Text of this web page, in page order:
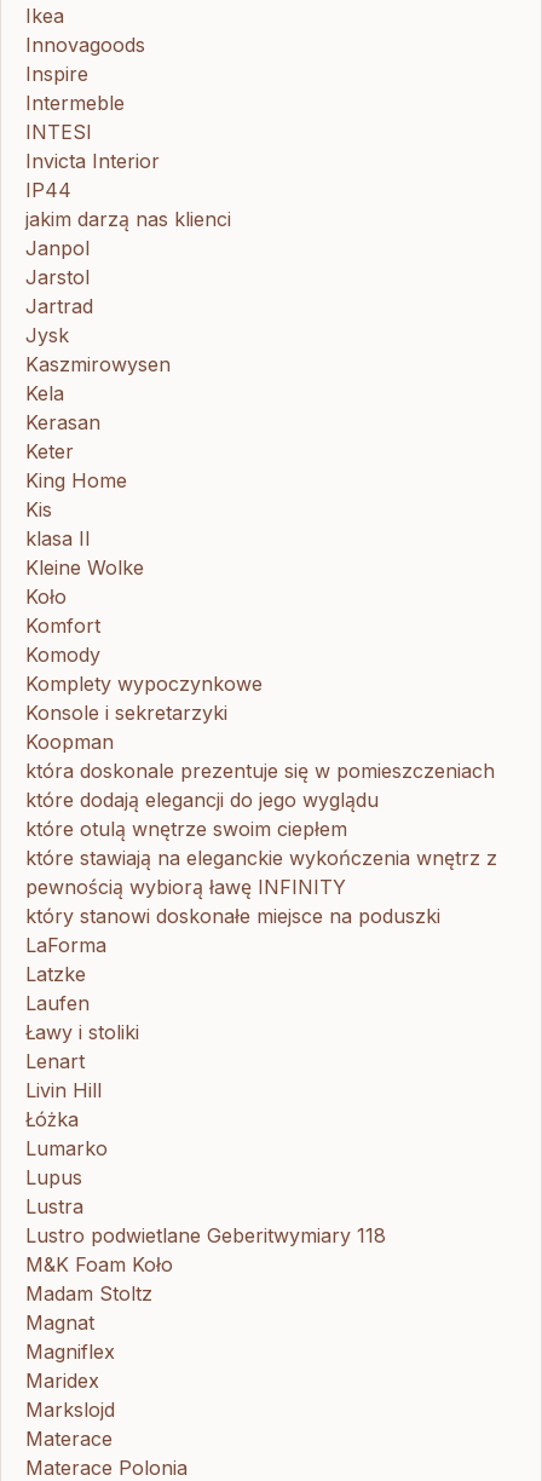
Ikea
Innovagoods
Inspire
Intermeble
INTESI
Invicta Interior
IP44
jakim darzą nas klienci
Janpol
Jarstol
Jartrad
Jysk
Kaszmirowysen
Kela
Kerasan
Keter
King Home
Kis
klasa II
Kleine Wolke
Koło
Komfort
Komody
Komplety wypoczynkowe
Konsole i sekretarzyki
Koopman
która doskonale prezentuje się w pomieszczeniach
które dodają elegancji do jego wyglądu
które otulą wnętrze swoim ciepłem
które stawiają na eleganckie wykończenia wnętrz z
pewnością wybiorą ławę INFINITY
który stanowi doskonałe miejsce na poduszki
LaForma
Latzke
Laufen
Ławy i stoliki
Lenart
Livin Hill
Łóżka
Lumarko
Lupus
Lustra
Lustro podwietlane Geberitwymiary 118
M&K Foam Koło
Madam Stoltz
Magnat
Magniflex
Maridex
Markslojd
Materace
Materace Polonia